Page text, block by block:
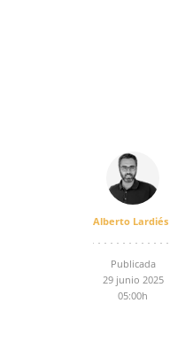
Alberto Lardiés
Publicada
29 junio 2025
05:00h